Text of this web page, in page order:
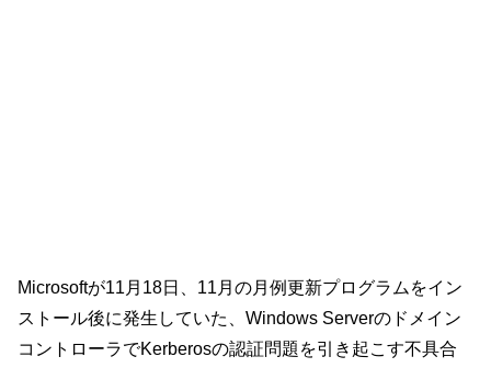
Microsoftが11月18日、11月の月例更新プログラムをイン
ストール後に発生していた、Windows Serverのドメイン
コントローラでKerberosの認証問題を引き起こす不具合